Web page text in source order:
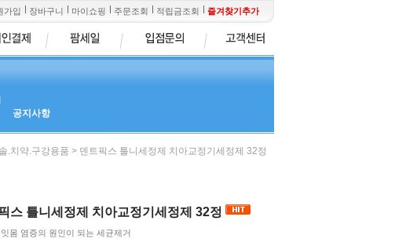
가입 장바구니 마이쇼핑 주문조회 적립금조회 즐겨찾기추가
공지사항
.치약.구강용품 > 덴트픽스 틀니세정제 치아교정기세정제 32정
스 틀니세정제 치아교정기세정제 32정
몸 염증의 원인이 되는 세균제거